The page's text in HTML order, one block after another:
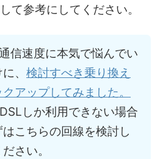
て参考にしてください。
信速度に本気で悩んでい
、 検討すべき乗り換え
アップしてみました。
しか利用できない場合
こちらの回線を検討し
さい。